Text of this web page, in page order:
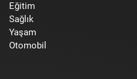
Eğitim
Sağlık
Yaşam
Otomobil